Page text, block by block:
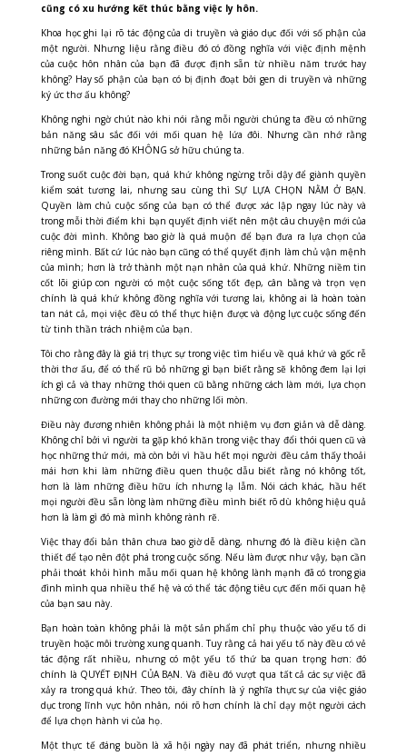
cũng có xu hướng kết thúc bằng việc ly hôn.
Khoa học ghi lại rõ tác động của di truyền và giáo dục đối với số phận của
một người. Nhưng liệu rằng điều đó có đồng nghĩa với việc định mệnh
của cuộc hôn nhân của bạn đã được định sẵn từ nhiều năm trước hay
không? Hay số phận của bạn có bị định đoạt bởi gen di truyền và những
ký ức thơ ấu không?
Không nghi ngờ chút nào khi nói rằng mỗi người chúng ta đều có những
bản năng sâu sắc đối với mối quan hệ lứa đôi. Nhưng cần nhớ rằng
những bản năng đó KHÔNG sở hữu chúng ta.
Trong suốt cuộc đời bạn, quá khứ không ngừng trỗi dậy để giành quyền
kiểm soát tương lai, nhưng sau cùng thì SỰ LỰA CHỌN NẰM Ở BẠN.
Quyền làm chủ cuộc sống của bạn có thể được xác lập ngay lúc này và
trong mỗi thời điểm khi bạn quyết định viết nên một câu chuyện mới của
cuộc đời mình. Không bao giờ là quá muộn để bạn đưa ra lựa chọn của
riêng mình. Bất cứ lúc nào bạn cũng có thể quyết định làm chủ vận mệnh
của mình; hơn là trở thành một nạn nhân của quá khứ. Những niềm tin
cốt lõi giúp con người có một cuộc sống tốt đẹp, cân bằng và trọn vẹn
chính là quá khứ không đồng nghĩa với tương lai, không ai là hoàn toàn
tan nát cả, mọi việc đều có thể thực hiện được và động lực cuộc sống đến
từ tinh thần trách nhiệm của bạn.
Tôi cho rằng đây là giá trị thực sự trong việc tìm hiểu về quá khứ và gốc rễ
thời thơ ấu, để có thể rũ bỏ những gì bạn biết rằng sẽ không đem lại lợi
ích gì cả và thay những thói quen cũ bằng những cách làm mới, lựa chọn
những con đường mới thay cho những lối mòn.
Điều này đương nhiên không phải là một nhiệm vụ đơn giản và dễ dàng.
Không chỉ bởi vì người ta gặp khó khăn trong việc thay đổi thói quen cũ và
học những thứ mới, mà còn bởi vì hầu hết mọi người đều cảm thấy thoải
mái hơn khi làm những điều quen thuộc dẫu biết rằng nó không tốt,
hơn là làm những điều hữu ích nhưng lạ lẫm. Nói cách khác, hầu hết
mọi người đều sẵn lòng làm những điều mình biết rõ dù không hiệu quả
hơn là làm gì đó mà mình không rành rẽ.
Việc thay đổi bản thân chưa bao giờ dễ dàng, nhưng đó là điều kiện cần
thiết để tạo nên đột phá trong cuộc sống. Nếu làm được như vậy, bạn cần
phải thoát khỏi hình mẫu mối quan hệ không lành mạnh đã có trong gia
đình mình qua nhiều thế hệ và có thể tác động tiêu cực đến mối quan hệ
của bạn sau này.
Bạn hoàn toàn không phải là một sản phẩm chỉ phụ thuộc vào yếu tố di
truyền hoặc môi trường xung quanh. Tuy rằng cả hai yếu tố này đều có vẻ
tác động rất nhiều, nhưng có một yếu tố thứ ba quan trọng hơn: đó
chính là QUYẾT ĐỊNH CỦA BẠN. Và điều đó vượt qua tất cả các sự việc đã
xảy ra trong quá khứ. Theo tôi, đây chính là ý nghĩa thực sự của việc giáo
dục trong lĩnh vực hôn nhân, nói rõ hơn chính là chỉ dạy một người cách
để lựa chọn hành vi của họ.
Một thực tế đáng buồn là xã hội ngày nay đã phát triển, nhưng nhiều